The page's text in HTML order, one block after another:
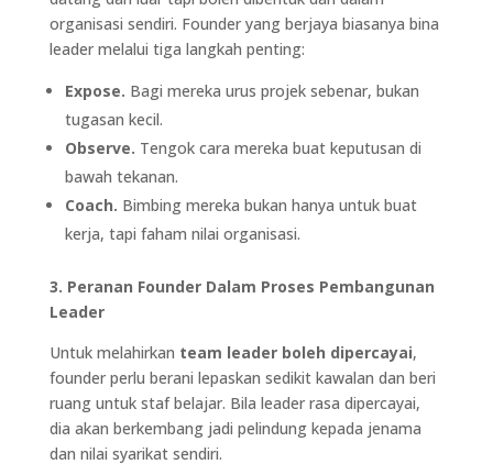
organisasi sendiri. Founder yang berjaya biasanya bina
leader melalui tiga langkah penting:
Expose. Bagi mereka urus projek sebenar, bukan
tugasan kecil.
Observe. Tengok cara mereka buat keputusan di
bawah tekanan.
Coach. Bimbing mereka bukan hanya untuk buat
kerja, tapi faham nilai organisasi.
3. Peranan Founder Dalam Proses Pembangunan
Leader
Untuk melahirkan team leader boleh dipercayai,
founder perlu berani lepaskan sedikit kawalan dan beri
ruang untuk staf belajar. Bila leader rasa dipercayai,
dia akan berkembang jadi pelindung kepada jenama
dan nilai syarikat sendiri.